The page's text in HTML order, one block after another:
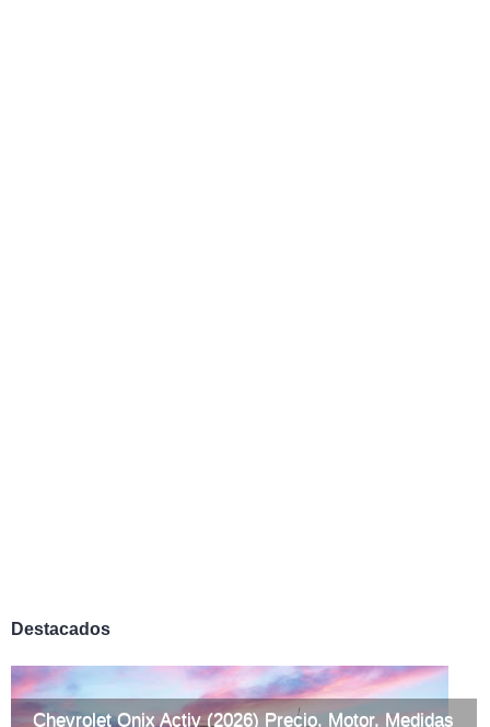
Destacados
Chevrolet Onix Activ (2026) Precio, Motor, Medidas